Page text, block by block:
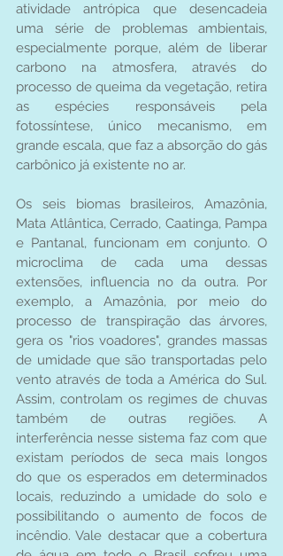
atividade antrópica que desencadeia
uma série de problemas ambientais,
especialmente porque, além de liberar
carbono na atmosfera, através do
processo de queima da vegetação, retira
as espécies responsáveis pela
fotossíntese, único mecanismo, em
grande escala, que faz a absorção do gás
carbônico já existente no ar.
Os seis biomas brasileiros, Amazônia,
Mata Atlântica, Cerrado, Caatinga, Pampa
e Pantanal, funcionam em conjunto. O
microclima de cada uma dessas
extensões, influencia no da outra. Por
exemplo, a Amazônia, por meio do
processo de transpiração das árvores,
gera os "rios voadores", grandes massas
de umidade que são transportadas pelo
vento através de toda a América do Sul.
Assim, controlam os regimes de chuvas
também de outras regiões. A
interferência nesse sistema faz com que
existam períodos de seca mais longos
do que os esperados em determinados
locais, reduzindo a umidade do solo e
possibilitando o aumento de focos de
incêndio. Vale destacar que a cobertura